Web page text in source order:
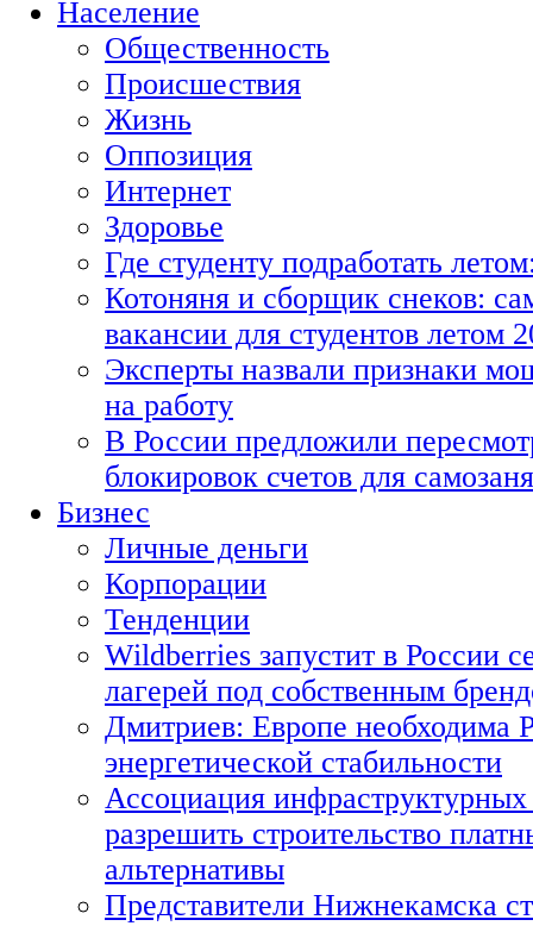
Население
Общественность
Происшествия
Жизнь
Оппозиция
Интернет
Здоровье
Где студенту подработать
Котоняня и сборщик снеков:
вакансии для студентов летом
Эксперты назвали признаки
на работу
В России предложили
блокировок счетов для
Бизнес
Личные деньги
Корпорации
Тенденции
Wildberries запустит в России
лагерей под собственным
Дмитриев: Европе необходима
энергетической стабильности
Ассоциация
разрешить строительство
альтернативы
Представители Нижнекамска